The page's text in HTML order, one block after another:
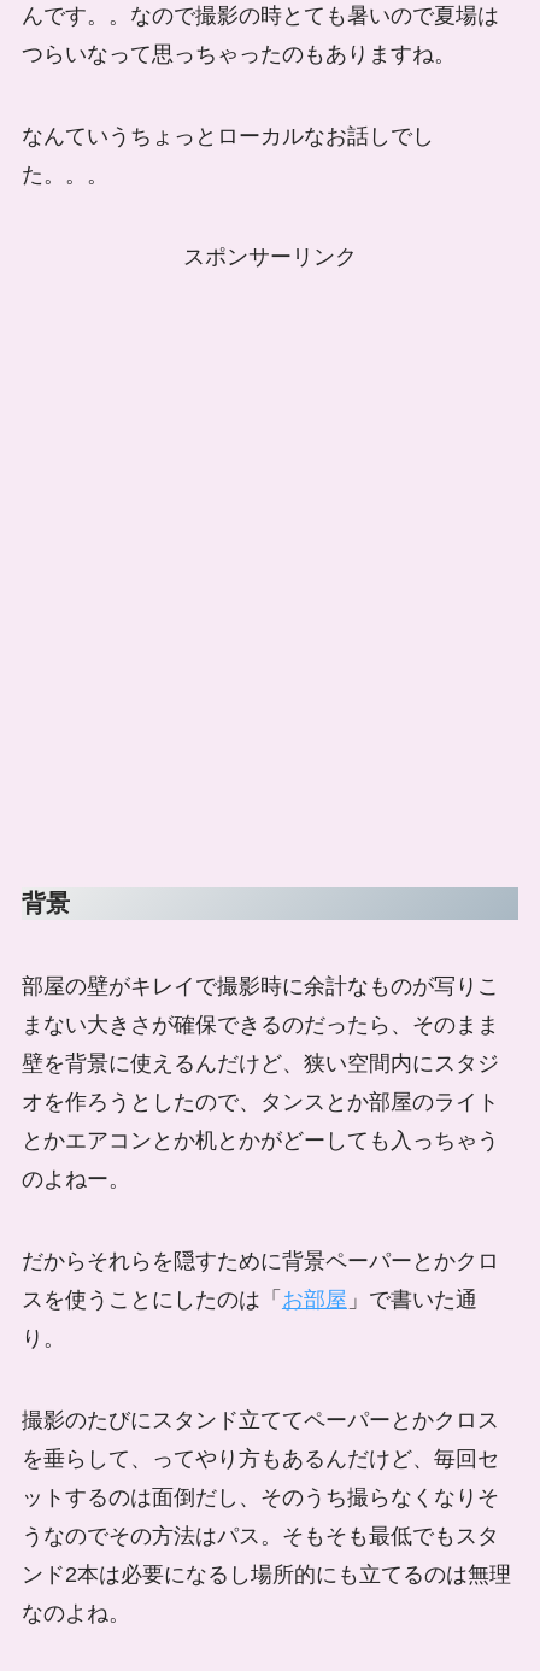
んです。。なので撮影の時とても暑いので夏場は
つらいなって思っちゃったのもありますね。
なんていうちょっとローカルなお話しでし
た。。。
スポンサーリンク
背景
部屋の壁がキレイで撮影時に余計なものが写りこ
まない大きさが確保できるのだったら、そのまま
壁を背景に使えるんだけど、狭い空間内にスタジ
オを作ろうとしたので、タンスとか部屋のライト
とかエアコンとか机とかがどーしても入っちゃう
のよねー。
だからそれらを隠すために背景ペーパーとかクロ
スを使うことにしたのは「 お部屋 」で書いた通
り。
撮影のたびにスタンド立ててペーパーとかクロス
を垂らして、ってやり方もあるんだけど、毎回セ
ットするのは面倒だし、そのうち撮らなくなりそ
うなのでその方法はパス。そもそも最低でもスタ
ンド2本は必要になるし場所的にも立てるのは無理
なのよね。